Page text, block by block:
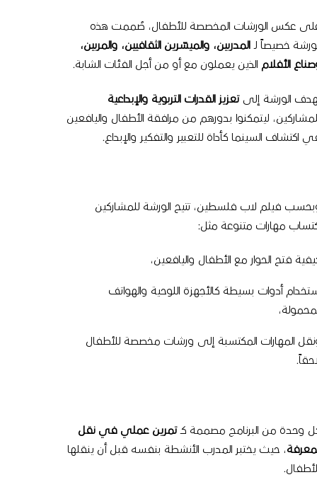
عكس الورشات المخصصة للأطفال، صُممت هذه
خصيصاً لـالمدربين، والميسّرين الثقافيين، والمربين،
الأفلام الذين يعملون مع أو من أجل الفئات الشابة.
الورشة إلىتعزيز القدرات التربوية والإبداعية
ليتمكنوا بدورهم من مرافقة الأطفال واليافعين
اكتشاف السينما كأداة للتعبير والتفكير والإبداع.
فيلم لاب فلسطين، تتيح الورشة للمشاركين
مهارات متنوعة مثل:
فتح الحوار مع الأطفال واليافعين،
أدوات بسيطة كالأجهزة اللوحية والهواتف
المهارات المكتسبة إلى ورشات مخصصة للأطفال
وحدة من البرنامج مصممة كـتمرين عملي في نقل
، حيث يختبر المدرب الأنشطة بنفسه قبل أن ينقلها